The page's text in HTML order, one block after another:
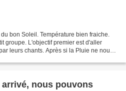
bon Soleil. Température bien fraiche.
groupe. L'objectif premier est d'aller
leurs chants. Après si la Pluie ne nous
arrivé, nous pouvons